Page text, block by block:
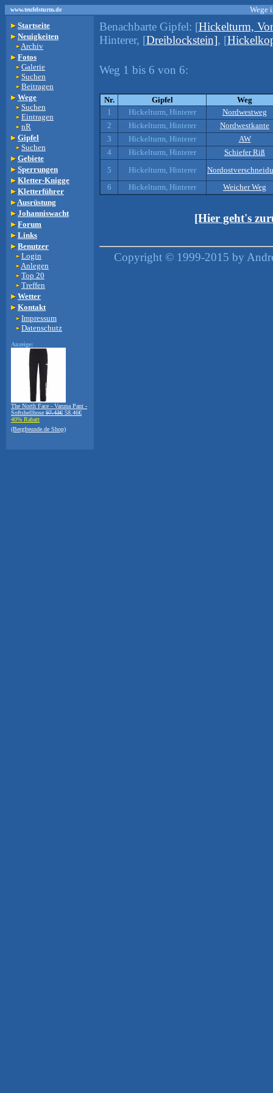
www.teufelsturm.de
Wege
Startseite
Neuigkeiten
Archiv
Fotos
Galerie
Suchen
Beitragen
Wege
Suchen
Eintragen
nR
Gipfel
Suchen
Gebiete
Sperrungen
Kletter-Knigge
Kletterführer
Ausrüstung
Johanniswacht
Forum
Links
Benutzer
Login
Anlegen
Top 20
Treffen
Wetter
Kontakt
Impressum
Datenschutz
Anzeige:
The North Face - Varuna Pant -
Softshellhose 97.43€ 58.46€
40% Rabatt
(Bergfreunde.de Shop)
Benachbarte Gipfel: [Hickelturm,
Hinterer, [Dreiblockstein], [
Weg 1 bis 6 von 6:
Nr. Gipfel
Weg
1
Hickelturm, Hinterer
Nordwestweg
2
Hickelturm, Hinterer
Nordwestkante
3
Hickelturm, Hinterer
AW
4
Hickelturm, Hinterer
Schiefer Riß
5
Hickelturm, Hinterer
6
Hickelturm, Hinterer Weicher Weg
[Hier geht's
Copyright © 1999-2015 by